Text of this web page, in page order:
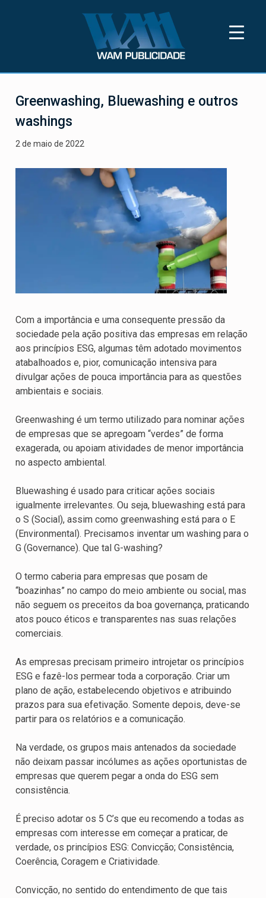
disponibilizando os melhores pontos OOH
do Rio de Janeiro para a sua marca
Greenwashing, Bluewashing e outros
washings
2 de maio de 2022
Com a importância e uma consequente pressão da
sociedade pela ação positiva das empresas em relação
aos princípios ESG, algumas têm adotado movimentos
atabalhoados e, pior, comunicação intensiva para
divulgar ações de pouca importância para as questões
ambientais e sociais.
Greenwashing é um termo utilizado para nominar ações
de empresas que se apregoam “verdes” de forma
exagerada, ou apoiam atividades de menor importância
no aspecto ambiental.
Bluewashing é usado para criticar ações sociais
igualmente irrelevantes. Ou seja, bluewashing está para
o S (Social), assim como greenwashing está para o E
(Environmental). Precisamos inventar um washing para o
G (Governance). Que tal G-washing?
O termo caberia para empresas que posam de
“boazinhas” no campo do meio ambiente ou social, mas
não seguem os preceitos da boa governança, praticando
atos pouco éticos e transparentes nas suas relações
comerciais.
As empresas precisam primeiro introjetar os princípios
ESG e fazê-los permear toda a corporação. Criar um
plano de ação, estabelecendo objetivos e atribuindo
prazos para sua efetivação. Somente depois, deve-se
partir para os relatórios e a comunicação.
Na verdade, os grupos mais antenados da sociedade
não deixam passar incólumes as ações oportunistas de
empresas que querem pegar a onda do ESG sem
consistência.
É preciso adotar os 5 C’s que eu recomendo a todas as
empresas com interesse em começar a praticar, de
verdade, os princípios ESG: Convicção; Consistência,
Coerência, Coragem e Criatividade.
Convicção, no sentido do entendimento de que tais